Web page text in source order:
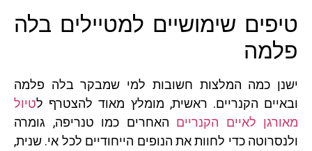
טיפים שימושיים למטיילים בלה
פלמה
ישנן כמה המלצות חשובות למי שמבקר בלה פלמה
ובאיים הקנריים. ראשית, מומלץ מאוד להצטרף לטיול
מאורגן לאיים הקנריים האחרים כמו טנריפה, גומרה
ולנסרוטה כדי לחוות את הנופים הייחודיים לכל אי. שנית,